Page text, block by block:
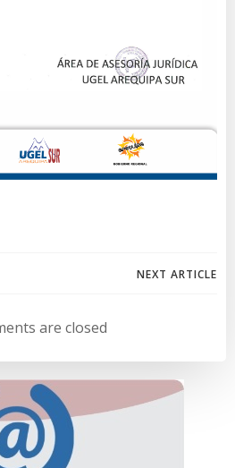
Navegación
de
entradas
NEXT ARTICLE
are closed